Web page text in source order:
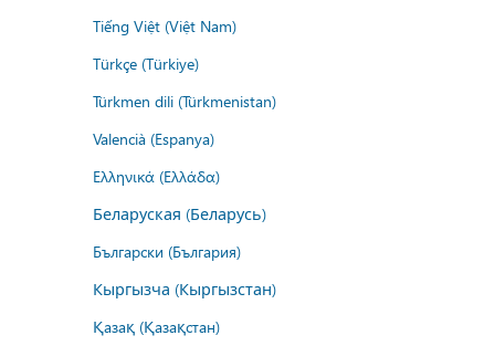
Tiếng Việt (Việt Nam)
Türkçe (Türkiye)
Türkmen dili (Türkmenistan)
Valencià (Espanya)
Ελληνικά (Ελλάδα)
Беларуская (Беларусь)
Български (България)
Кыргызча (Кыргызстан)
Қазақ (Қазақстан)